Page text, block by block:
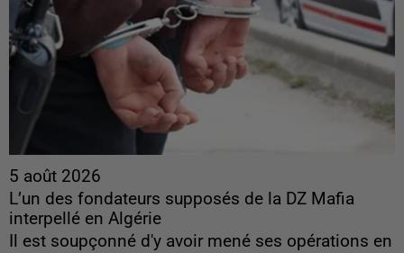
5 août 2026
L’un des fondateurs supposés de la DZ Mafia
interpellé en Algérie
Il est soupçonné d'y avoir mené ses opérations en